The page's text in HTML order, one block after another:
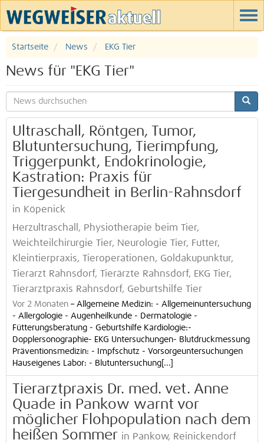
Startseite News EKG Tier
News für "EKG Tier"
Ultraschall, Röntgen, Tumor,
Blutuntersuchung, Tierimpfung,
Triggerpunkt, Endokrinologie,
Kastration: Praxis für
Tiergesundheit in Berlin-Rahnsdorf
in Köpenick
Herzultraschall, Physiotherapie beim Tier,
Weichteilchirurgie Tier, Neurologie Tier, Futter,
Kleintierpraxis, Tieroperationen, Goldakupunktur,
Tierarzt Rahnsdorf, Tierärzte Rahnsdorf, EKG Tier,
Tierarztpraxis Rahnsdorf, Geburtshilfe Tier
Vor 2 Monaten – Allgemeine Medizin: - Allgemeinuntersuchung
- Allergologie - Augenheilkunde - Dermatologie -
Fütterungsberatung - Geburtshilfe Kardiologie:-
Dopplersonographie- EKG Untersuchungen- Blutdruckmessung
Präventionsmedizin: - Impfschutz - Vorsorgeuntersuchungen
Hauseigenes Labor: - Blutuntersuchung[...]
Tierarztpraxis Dr. med. vet. Anne
Quade in Pankow warnt vor
möglicher Flohpopulation nach dem
heißen Sommer in Pankow, Reinickendorf